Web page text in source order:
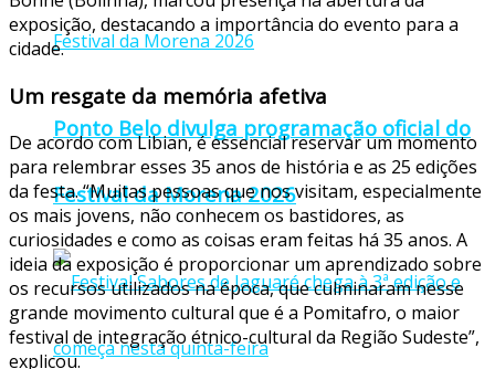
Ponto Belo divulga programação oficial do
Festival da Morena 2026
exposição, destacando a importância do evento para a
cidade.
Um resgate da memória afetiva
De acordo com Libian, é essencial reservar um momento
para relembrar esses 35 anos de história e as 25 edições
da festa. “Muitas pessoas que nos visitam, especialmente
os mais jovens, não conhecem os bastidores, as
curiosidades e como as coisas eram feitas há 35 anos. A
ideia da exposição é proporcionar um aprendizado sobre
os recursos utilizados na época, que culminaram nesse
grande movimento cultural que é a Pomitafro, o maior
festival de integração étnico-cultural da Região Sudeste”,
explicou.